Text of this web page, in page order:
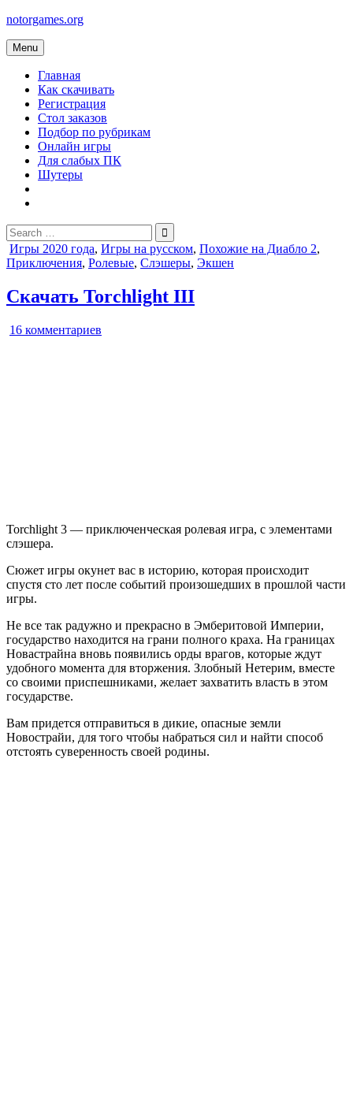
Skip
content
notorgames.org
Menu
Главная
Как скачивать
Регистрация
Стол заказов
Подбор по рубрикам
Онлайн игры
Для слабых ПК
Шутеры
Search
for:
Posted
in
Игры 2020 года, Игры на русском, Похожие на Диабло 2,
Приключения, Ролевые, Слэшеры, Экшен
Скачать Torchlight III
16 комментариев
Torchlight 3 — приключенческая ролевая игра, с элементами
слэшера.
Сюжет игры окунет вас в историю, которая происходит
спустя сто лет после событий произошедших в прошлой части
игры.
Не все так радужно и прекрасно в Эмберитовой Империи,
государство находится на грани полного краха. На границах
Новастрайна вновь появились орды врагов, которые ждут
удобного момента для вторжения. Злобный Нетерим, вместе
со своими приспешниками, желает захватить власть в этом
государстве.
Вам придется отправиться в дикие, опасные земли
Новострайи, для того чтобы набраться сил и найти способ
отстоять суверенность своей родины.